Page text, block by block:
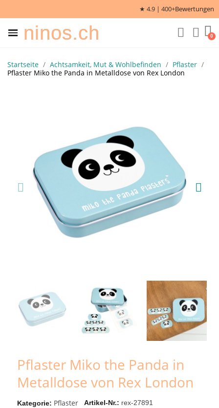
★ 4.9 | 400+Bewertungen
ninos.ch
Startseite Achtsamkeit, Mut & Wohlbefinden
Pflaster
Pflaster Miko the Panda in Metalldose von Rex London
Pflaster Miko the Panda in
Metalldose von Rex London
Kategorie Pflaster Artikel-Nr. rex-27891